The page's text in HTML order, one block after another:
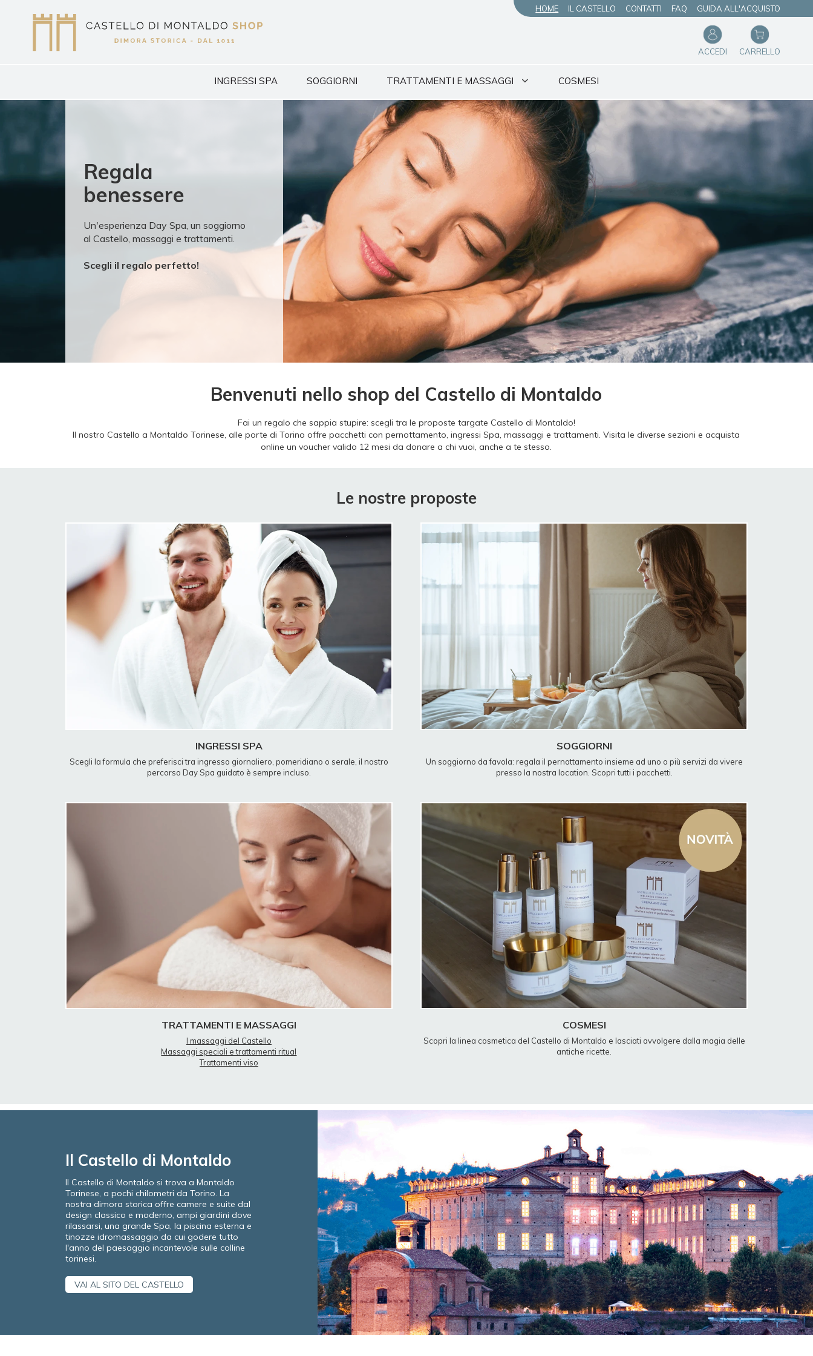
HOME IL CASTELLO CONTATTI FAQ GUIDA ALL'ACQUISTO
ACCEDI CARRELLO
INGRESSI SPA SOGGIORNI TRATTAMENTI E MASSAGGI COSMESI
Regala
benessere
Un'esperienza Day Spa, un soggiorno
al Castello, massaggi e trattamenti.
Scegli il regalo perfetto!
Benvenuti nello shop del Castello di Montaldo
Fai un regalo che sappia stupire: scegli tra le proposte targate Castello di Montaldo!
Il nostro Castello a Montaldo Torinese, alle porte di Torino offre pacchetti con pernottamento, ingressi Spa, massaggi e trattamenti. Visita le diverse sezioni e acquista
online un voucher valido 12 mesi da donare a chi vuoi, anche a te stesso.
Le nostre proposte
INGRESSI SPA
Scegli la formula che preferisci tra ingresso giornaliero, pomeridiano o serale, il nostro
percorso Day Spa guidato è sempre incluso.
SOGGIORNI
Un soggiorno da favola: regala il pernottamento insieme ad uno o più servizi da vivere
presso la nostra location. Scopri tutti i pacchetti.
TRATTAMENTI E MASSAGGI
I massaggi del Castello
Massaggi speciali e trattamenti ritual
Trattamenti viso
COSMESI
Scopri la linea cosmetica del Castello di Montaldo e lasciati avvolgere dalla magia delle
antiche ricette.
Il Castello di Montaldo
Il Castello di Montaldo si trova a Montaldo
Torinese, a pochi chilometri da Torino. La
nostra dimora storica offre camere e suite dal
design classico e moderno, ampi giardini dove
rilassarsi, una grande Spa, la piscina esterna e
tinozze idromassaggio da cui godere tutto
l'anno del paesaggio incantevole sulle colline
torinesi.
VAI AL SITO DEL CASTELLO